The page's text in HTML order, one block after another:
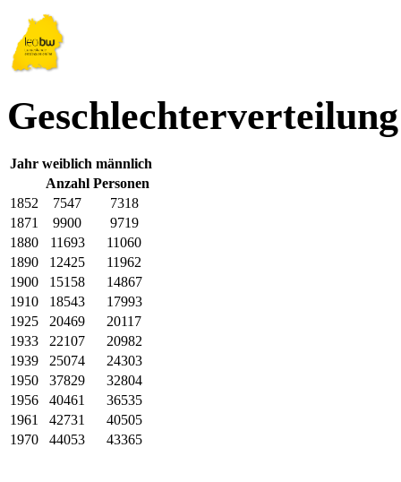
Jahr weiblich männlich
Anzahl Personen
1852
7547
7318
1871
9900
9719
1880
11693
11060
1890
12425
11962
1900
15158
14867
1910
18543
17993
1925
20469
20117
1933
22107
20982
1939
25074
24303
1950
37829
32804
1956
40461
36535
1961
42731
40505
1970
44053 43365